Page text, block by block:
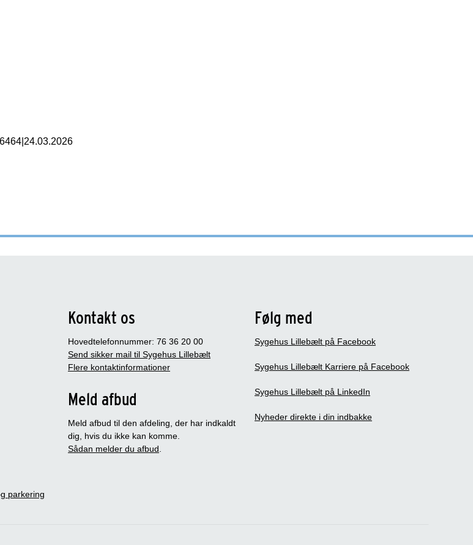
24.03.2026
parkering
Kontakt os
Hovedtelefonnummer: 76 36 20 00
Send sikker mail til Sygehus Lillebælt
Flere kontaktinformationer
Meld afbud
Meld afbud til den afdeling, der har indkaldt
dig, hvis du ikke kan komme.
Sådan melder du afbud
Følg med
Sygehus Lillebælt på Facebook
Sygehus Lillebælt Karriere på Facebook
Sygehus Lillebælt på LinkedIn
Nyheder direkte i din indbakke